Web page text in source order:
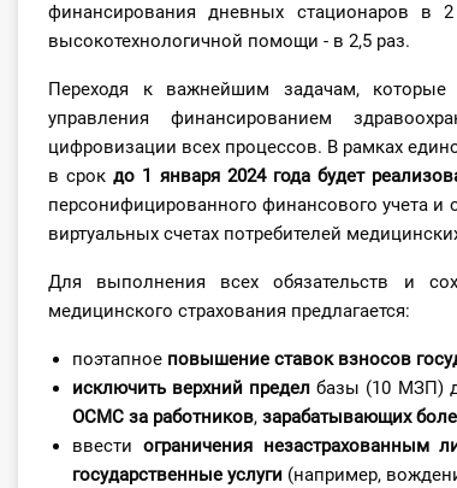
финансирования дневных стационаров в
высокотехнологичной помощи - в 2,5 раз.
Переходя к важнейшим задачам, которые
управления финансированием
цифровизации всех процессов. В рамках
в срокдо 1 января 2024 года будет
персонифицированного финансового учета
виртуальных счетах потребителей
Для выполнения всех обязательств и
медицинского страхования предлагается:
поэтапное повышение ставок взносов
исключить верхний предел базы (10 МЗП)
ОСМС за работников, зарабатывающих
ввести ограничения незастрахованным
государственные услуги (например,